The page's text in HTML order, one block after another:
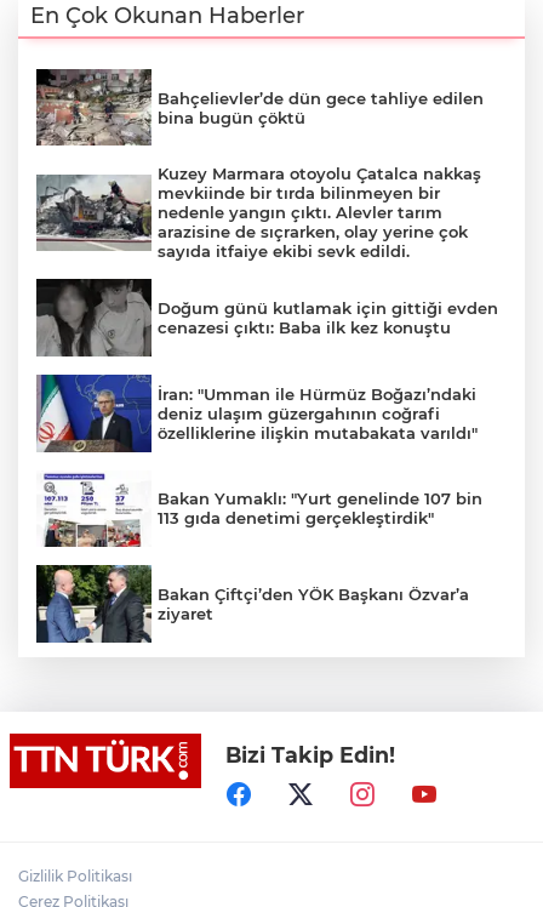
En Çok Okunan Haberler
Bahçelievler’de dün gece tahliye edilen
bina bugün çöktü
Kuzey Marmara otoyolu Çatalca nakkaş
mevkiinde bir tırda bilinmeyen bir
nedenle yangın çıktı. Alevler tarım
arazisine de sıçrarken, olay yerine çok
sayıda itfaiye ekibi sevk edildi.
Doğum günü kutlamak için gittiği evden
cenazesi çıktı: Baba ilk kez konuştu
İran: "Umman ile Hürmüz Boğazı’ndaki
deniz ulaşım güzergahının coğrafi
özelliklerine ilişkin mutabakata varıldı"
Bakan Yumaklı: "Yurt genelinde 107 bin
113 gıda denetimi gerçekleştirdik"
Bakan Çiftçi’den YÖK Başkanı Özvar’a
ziyaret
devam ediyor hâlâ
Osman Gazi platformu Eylül'de göreve
başlayacak... Gabar’da günlük petrol
üretimi 83 bin 200 varile ulaştı
Bizi Takip Edin!
Gizlilik Politikası
Çerez Politikası